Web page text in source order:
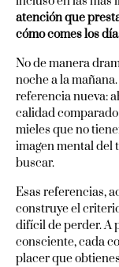
atención que
cómo comes los
No de manera
noche a la
referencia nueva:
calidad
mieles que no
imagen mental del
buscar.
Esas referencias,
construye el
difícil de perder. A
consciente, cada
placer que